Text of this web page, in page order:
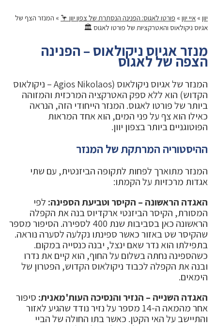
יוון » איי יוון » פורטו לאגוס: הפנינה הנסתרת של צפון יוון 🦩 » המנזר הצף של
אגיוס ניקולאוס והאטרקציות של פורטו לאגוס 🏛️
מנזר אגיוס ניקולאוס – הפנינה
הצפה של לאגוס
המנזר של אגיוס ניקולאוס (Agios Nikolaos – ניקולאוס
הקדוש) הוא ללא ספק האטרקציה המרכזית והמזוהה
ביותר של פורטו לאגוס. המנזר הייחודי הזה, הנראה
כאילו הוא צף על פני המים, הוא אחד המראות
הפוטוגניים ביותר בצפון יוון.
ההיסטוריה המרתקת של המנזר
המנזר מתוארך לפחות לתקופה הביזנטית, עם שתי
אגדות מרכזיות על הקמתו:
האגדה הראשונה – הקיסר וטביעת הספינה: לפי
המסורת, הקיסר הביזנטי ארקדיוס בנה את הקפלה
הראשונה כאן בסביבות שנת 400 לספירה. הסיפור מספר
שהקיסר שט באזור כאשר ספינתו נקלעה לסערה נוראה.
בתפילתו הוא נדר שאם ינצל, יבנה כנסייה במקום.
כשהספינה נחתה בשלום על החוף, הוא קיים את נדרו
ובנה את הקפלה לכבוד ניקולאוס הקדוש, הפטרון של
הימאים.
האגדה השנייה – הנזיר והנסיכה העות'מאנית: סיפור
אחר מהמאה ה-14 מספר על נזיר נודד שהגיע לאזור
והתיישב על האי הקטן. כאשר בתו החולה של הביי